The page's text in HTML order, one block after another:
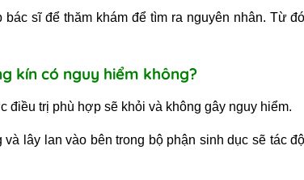
bác sĩ để thăm khám để tìm ra nguyên nhân. Từ
kín có nguy hiểm không?
điều trị phù hợp sẽ khỏi và không gây nguy hiểm.
và lây lan vào bên trong bộ phận sinh dục sẽ tác